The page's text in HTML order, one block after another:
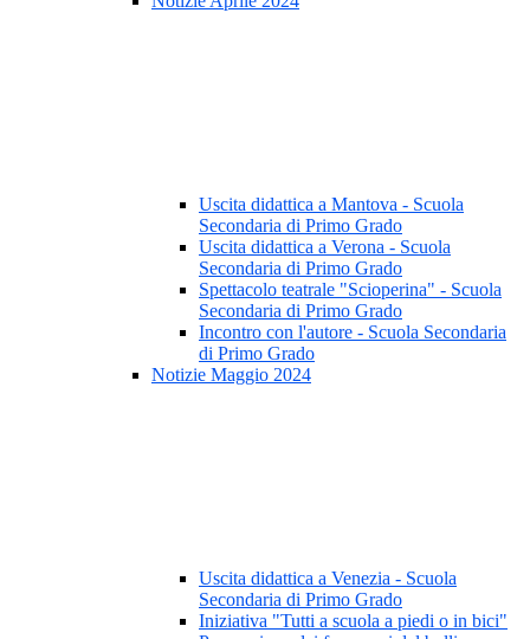
Uscita didattica a Mantova - Scuola
Secondaria di Primo Grado
Uscita didattica a Verona - Scuola
Secondaria di Primo Grado
Spettacolo teatrale "Scioperina" - Scuola
Secondaria di Primo Grado
Incontro con l'autore - Scuola Secondaria
di Primo Grado
Notizie Maggio 2024
Uscita didattica a Venezia - Scuola
Secondaria di Primo Grado
Iniziativa "Tutti a scuola a piedi o in bici"